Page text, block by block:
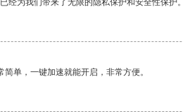
经为我们带来了无限的隐私保护和安全性保护
单，一键加速就能开启，非常方便。